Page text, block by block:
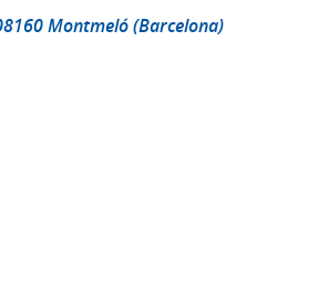
Montmeló (Barcelona)